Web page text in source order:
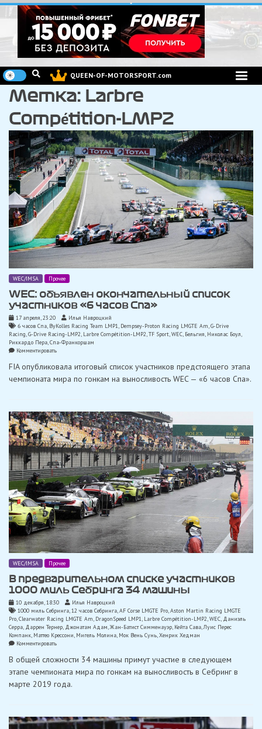
Перейти
к
содержимому
QUEEN-OF-MOTORSPORT.com
Метка: Larbre
Compétition-LMP2
WEC/IMSA Прочее
WEC: объявлен окончательный список
участников «6 часов Спа»
17 апреля, 23:20
Илья Навроцкий
6 часов Спа, ByKolles Racing Team LMP1, Dempsey-Proton Racing LMGTE Am,G-Drive
Racing,G-Drive Racing-LMP2, Larbre Compétition-LMP2,TF Sport,WEC, Бельгия, Николас Боул
Риккардо Пера,Спа-Франкоршам
Комментироватьon
объявлен
список
Спа»
FIA опубликовала итоговый список участников предстоящего этапа
чемпионата мира по гонкам на выносливость WEC — «6 часов Спа».
WEC/IMSA Прочее
В предварительном списке участников
1000 миль Себринга 34 машины
10 декабря, 18:30
Илья Навроцкий
1000 миль Себринга,12 часов Себринга,AF Corse LMGTE Pro,Aston Martin Racing LMGTE
Pro,Clearwater Racing LMGTE Am, DragonSpeed LMP1, Larbre Compétition-LMP2,WEC, Даниэль
Серра, Даррен Тернер, Джонатам Адам,Жан-Батист Симменауэр, Кейта Сава,Луис Перес
Компанк, Маттео Крессони, Мигель Молина, Мок Вень Сунь,Хенрик Хедман
Комментироватьon
предварительном
участников
1000
машины
В общей сложности 34 машины примут участие в следующем
этапе чемпионата мира по гонкам на выносливость в Себринг в
марте 2019 года.